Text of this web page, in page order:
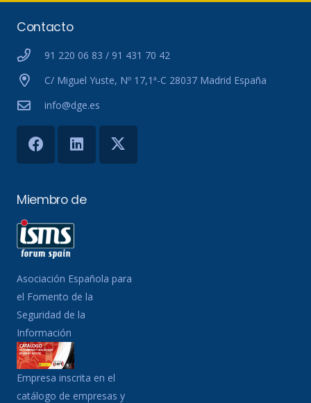
Contacto
91 220 06 83 / 91 431 70 42
C/ Miguel Yuste, Nº 17,1ª-C 28037 Madrid España
info@dge.es
Miembro de
Asociación Española para
el Fomento de la
Seguridad de la
Información
Empresa inscrita en el
catálogo de empresas y